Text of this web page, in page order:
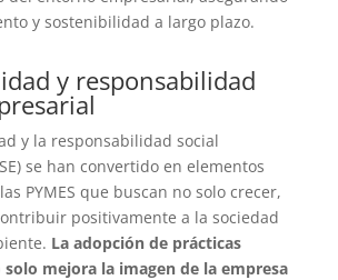
y sostenibilidad a largo plazo.
y responsabilidad
y la responsabilidad social
se han convertido en elementos
PYMES que buscan no solo crecer,
positivamente a la sociedad
La adopción de prácticas
mejora la imagen de la empresa